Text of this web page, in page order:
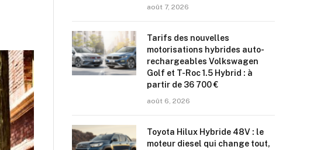
août 7, 2026
Tarifs des nouvelles
motorisations hybrides auto-
rechargeables Volkswagen
Golf et T-Roc 1.5 Hybrid : à
partir de 36 700 €
août 6, 2026
Toyota Hilux Hybride 48V : le
moteur diesel qui change tout,